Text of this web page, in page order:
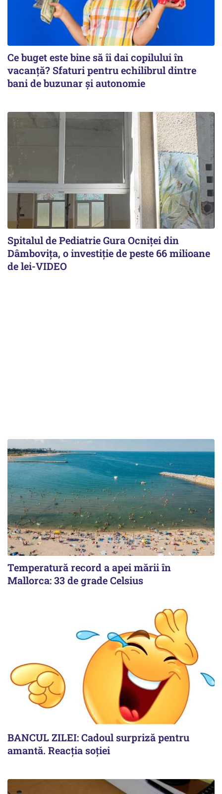
Ce buget este bine să îi dai copilului în
vacanță? Sfaturi pentru echilibrul dintre
bani de buzunar și autonomie
Spitalul de Pediatrie Gura Ocniței din
Dâmbovița, o investiție de peste 66 milioane
de lei-VIDEO
Temperatură record a apei mării în
Mallorca: 33 de grade Celsius
BANCUL ZILEI: Cadoul surpriză pentru
amantă. Reacția soției